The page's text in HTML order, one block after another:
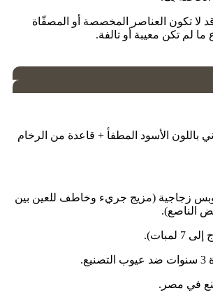
لا تكون العناصر المخصصة أو المصفّاة
ما لم تكن معيبة أو تالفة.
باللون الأسود المطفأ + قاعدة من الرخام
7 جلوبس زجاجية (مزيج جريء وخاطف للعين بين
الناصع).
في مصر.